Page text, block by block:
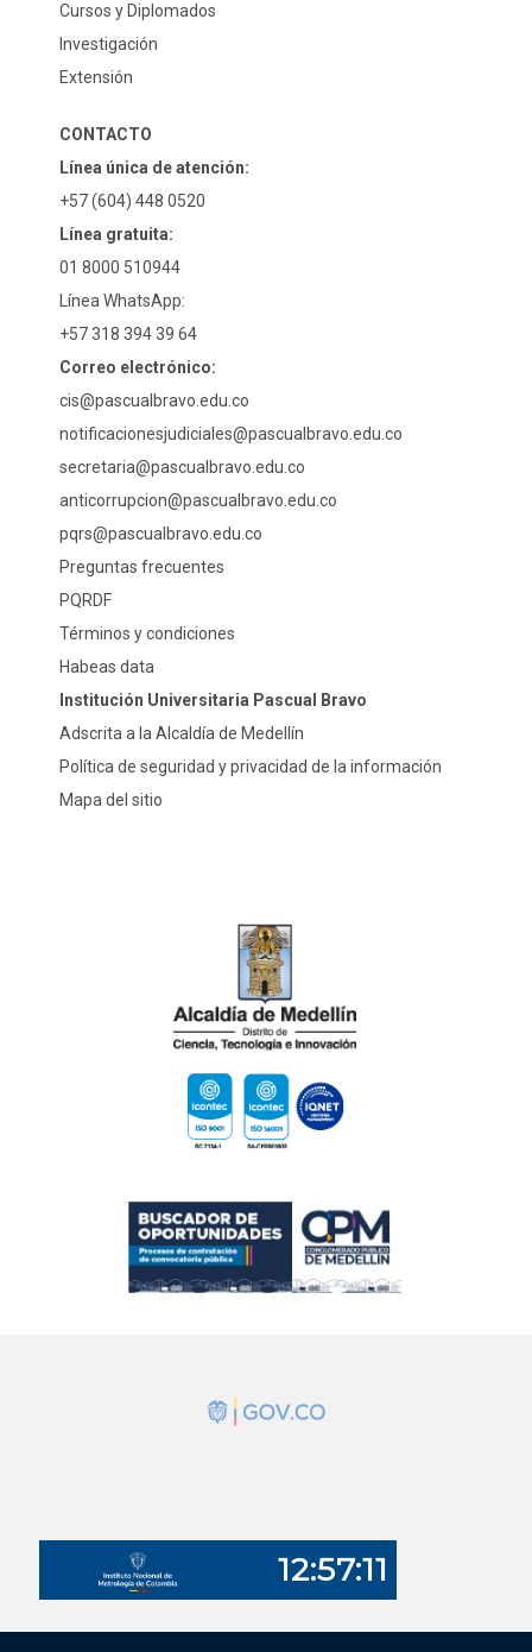
Cursos y Diplomados
Investigación
Extensión
CONTACTO
Línea única de atención:
+57 (604) 448 0520
Línea gratuita:
01 8000 510944
Línea WhatsApp:
+57 318 394 39 64
Correo electrónico:
cis@pascualbravo.edu.co
notificacionesjudiciales@pascualbravo.edu.co
secretaria@pascualbravo.edu.co
anticorrupcion@pascualbravo.edu.co
pqrs@pascualbravo.edu.co
Preguntas frecuentes
PQRDF
Términos y condiciones
Habeas data
Institución Universitaria Pascual Bravo
Adscrita a la Alcaldía de Medellín
Política de seguridad y privacidad de la información
Mapa del sitio